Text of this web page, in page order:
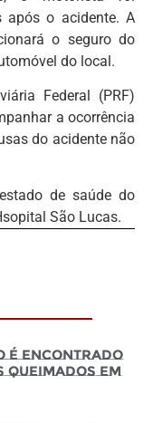
após o acidente. A
o seguro do
do local.
Federal (PRF)
a ocorrência
do acidente não
de saúde do
São Lucas.
é encontrado
em